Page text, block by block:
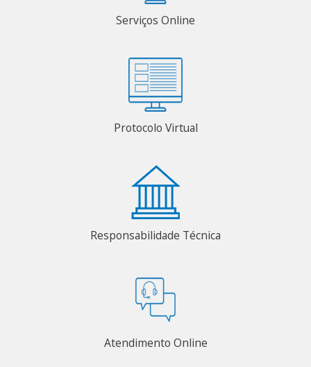
Serviços Online
Protocolo Virtual
Responsabilidade Técnica
Atendimento Online